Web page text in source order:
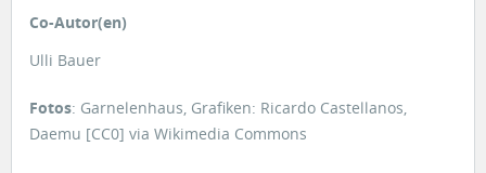
Co-Autor(en)
Ulli Bauer
Fotos: Garnelenhaus, Grafiken: Ricardo Castellanos,
Daemu [CC0] via Wikimedia Commons